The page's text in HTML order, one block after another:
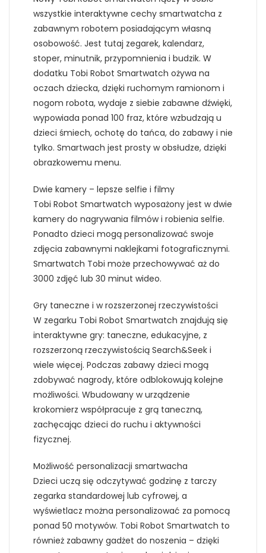
wszystkie interaktywne cechy smartwatcha z
zabawnym robotem posiadającym własną
osobowość. Jest tutaj zegarek, kalendarz,
stoper, minutnik, przypomnienia i budzik. W
dodatku Tobi Robot Smartwatch ożywa na
oczach dziecka, dzięki ruchomym ramionom i
nogom robota, wydaje z siebie zabawne dźwięki,
wypowiada ponad 100 fraz, które wzbudzają u
dzieci śmiech, ochotę do tańca, do zabawy i nie
tylko. Smartwach jest prosty w obsłudze, dzięki
obrazkowemu menu.
Dwie kamery – lepsze selfie i filmy
Tobi Robot Smartwatch wyposażony jest w dwie
kamery do nagrywania filmów i robienia selfie.
Ponadto dzieci mogą personalizować swoje
zdjęcia zabawnymi naklejkami fotograficznymi.
Smartwatch Tobi może przechowywać aż do
3000 zdjęć lub 30 minut wideo.
Gry taneczne i w rozszerzonej rzeczywistości
W zegarku Tobi Robot Smartwatch znajdują się
interaktywne gry: taneczne, edukacyjne, z
rozszerzoną rzeczywistością Search&Seek i
wiele więcej. Podczas zabawy dzieci mogą
zdobywać nagrody, które odblokowują kolejne
możliwości. Wbudowany w urządzenie
krokomierz współpracuje z grą taneczną,
zachęcając dzieci do ruchu i aktywności
fizycznej.
Możliwość personalizacji smartwacha
Dzieci uczą się odczytywać godzinę z tarczy
zegarka standardowej lub cyfrowej, a
wyświetlacz można personalizować za pomocą
ponad 50 motywów. Tobi Robot Smartwatch to
również zabawny gadżet do noszenia – dzięki